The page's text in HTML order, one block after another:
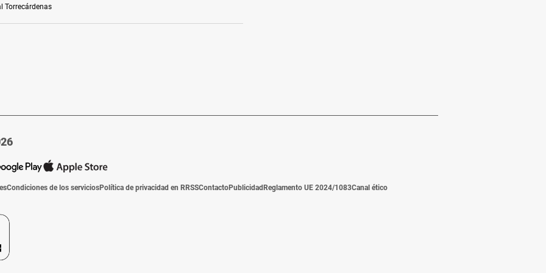
Torrecárdenas
Condiciones de los serviciosPolítica de privacidad en RRSSContactoPublicidadReglamento UE 2024/1083Canal ético